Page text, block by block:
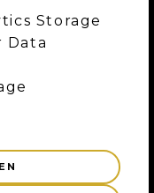
Storage
Data